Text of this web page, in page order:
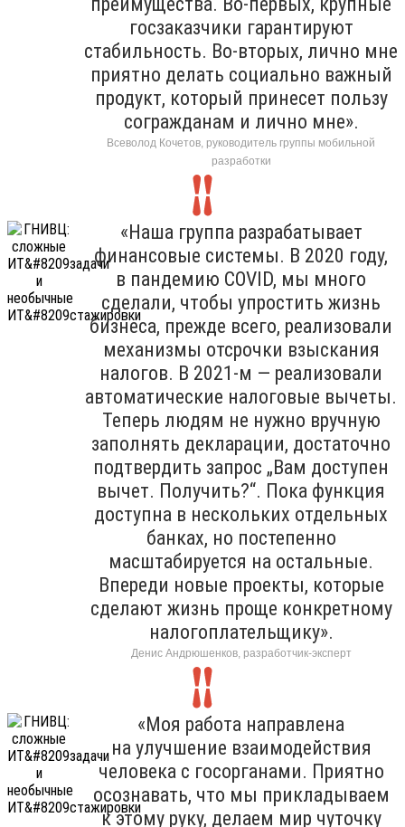
госзаказчики гарантируют
стабильность. Во-вторых, лично мне
приятно делать социально важный
продукт, который принесет пользу
согражданам и лично мне».
Всеволод Кочетов, руководитель группы мобильной
разработки
«Наша группа разрабатывает
финансовые системы. В 2020 году,
в пандемию COVID, мы много
сделали, чтобы упростить жизнь
бизнеса, прежде всего, реализовали
механизмы отсрочки взыскания
налогов. В 2021-м — реализовали
автоматические налоговые вычеты.
Теперь людям не нужно вручную
заполнять декларации, достаточно
подтвердить запрос „Вам доступен
вычет. Получить?“. Пока функция
доступна в нескольких отдельных
банках, но постепенно
масштабируется на остальные.
Впереди новые проекты, которые
сделают жизнь проще конкретному
налогоплательщику».
Денис Андрюшенков, разработчик-эксперт
«Моя работа направлена
на улучшение взаимодействия
человека с госорганами. Приятно
осознавать, что мы прикладываем
к этому руку, делаем мир чуточку